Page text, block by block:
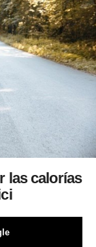
las calorías